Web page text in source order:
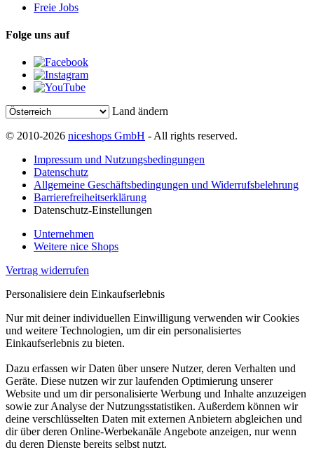
Freie Jobs
Folge uns auf
Land ändern
© 2010-2026 niceshops GmbH - All rights reserved.
Impressum und Nutzungsbedingungen
Datenschutz
Allgemeine Geschäftsbedingungen und Widerrufsbelehrung
Barrierefreiheitserklärung
Datenschutz-Einstellungen
Unternehmen
Weitere nice Shops
Vertrag widerrufen
Personalisiere dein Einkaufserlebnis
Nur mit deiner individuellen Einwilligung verwenden wir Cookies
und weitere Technologien, um dir ein personalisiertes
Einkaufserlebnis zu bieten.
Dazu erfassen wir Daten über unsere Nutzer, deren Verhalten und
Geräte. Diese nutzen wir zur laufenden Optimierung unserer
Website und um dir personalisierte Werbung und Inhalte anzuzeigen
sowie zur Analyse der Nutzungsstatistiken. Außerdem können wir
deine verschlüsselten Daten mit externen Anbietern abgleichen und
dir über deren Online-Werbekanäle Angebote anzeigen, nur wenn
du deren Dienste bereits selbst nutzt.